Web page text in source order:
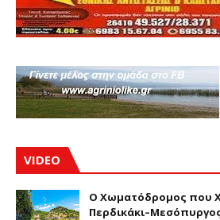
VIDEO
Ο Χωματόδρομος που